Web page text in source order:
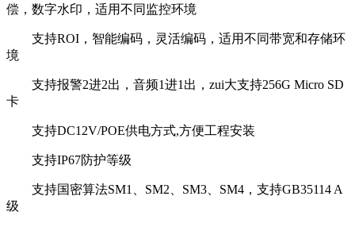
偿，数字水印，适用不同监控环境
支持ROI，智能编码，灵活编码，适用不同带宽和存储环
境
支持报警2进2出，音频1进1出，zui大支持256G Micro SD
卡
支持DC12V/POE供电方式,方便工程安装
支持IP67防护等级
支持国密算法SM1、SM2、SM3、SM4，支持GB35114 A
级